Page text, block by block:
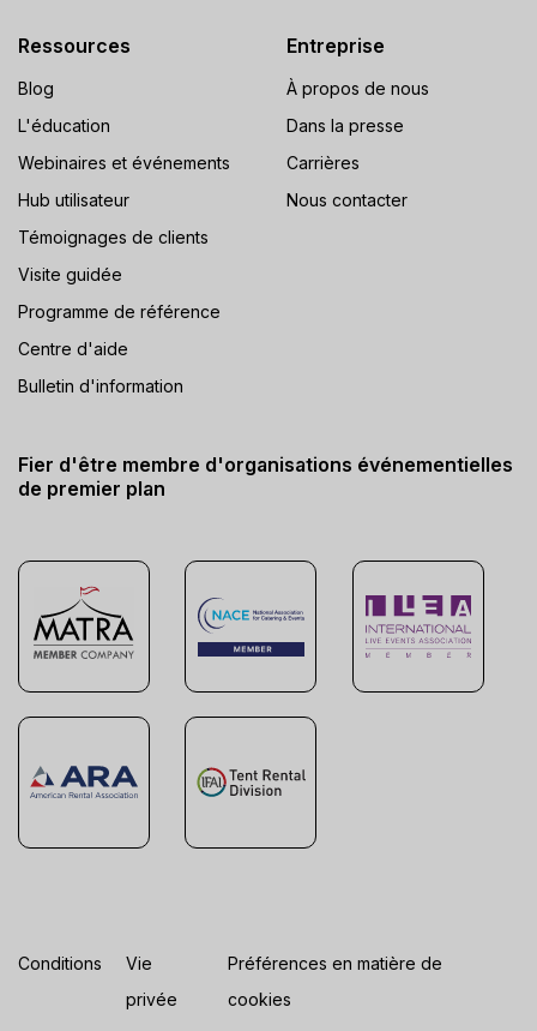
Ressources
Blog
L'éducation
Webinaires et événements
Hub utilisateur
Témoignages de clients
Visite guidée
Programme de référence
Centre d'aide
Bulletin d'information
Entreprise
À propos de nous
Dans la presse
Carrières
Nous contacter
Fier d'être membre d'organisations événementielles
de premier plan
Conditions
Vie
privée
Préférences en matière de
cookies